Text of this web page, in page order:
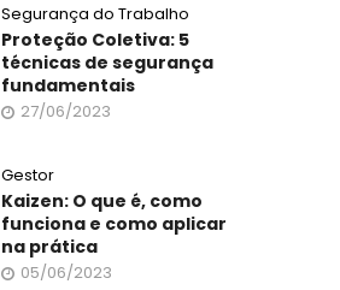
Segurança do Trabalho
Proteção Coletiva: 5
técnicas de segurança
fundamentais
27/06/2023
Gestor
Kaizen: O que é, como
funciona e como aplicar
na prática
05/06/2023